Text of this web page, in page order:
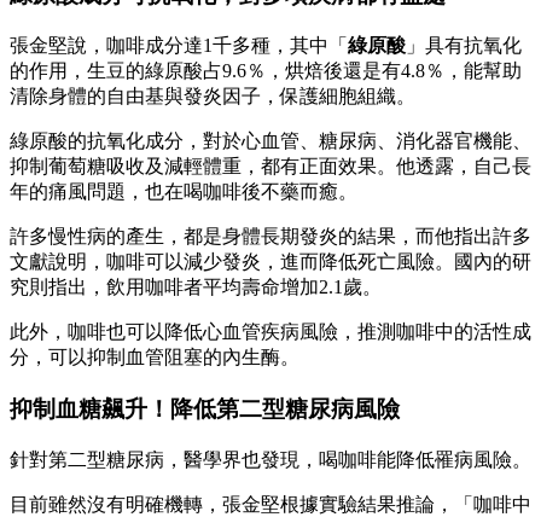
張金堅說，咖啡成分達1千多種，其中「 綠原酸 」具有抗氧化
的作用，生豆的綠原酸占9.6％，烘焙後還是有4.8％，能幫助
清除身體的自由基與發炎因子，保護細胞組織。
綠原酸的抗氧化成分，對於心血管、糖尿病、消化器官機能、
抑制葡萄糖吸收及減輕體重，都有正面效果。他透露，自己長
年的痛風問題，也在喝咖啡後不藥而癒。
許多慢性病的產生，都是身體長期發炎的結果，而他指出許多
文獻說明，咖啡可以減少發炎，進而降低死亡風險。國內的研
究則指出，飲用咖啡者平均壽命增加2.1歲。
此外，咖啡也可以降低心血管疾病風險，推測咖啡中的活性成
分，可以抑制血管阻塞的內生酶。
抑制血糖飆升！降低第二型糖尿病風險
針對第二型糖尿病，醫學界也發現，喝咖啡能降低罹病風險。
目前雖然沒有明確機轉，張金堅根據實驗結果推論，「咖啡中